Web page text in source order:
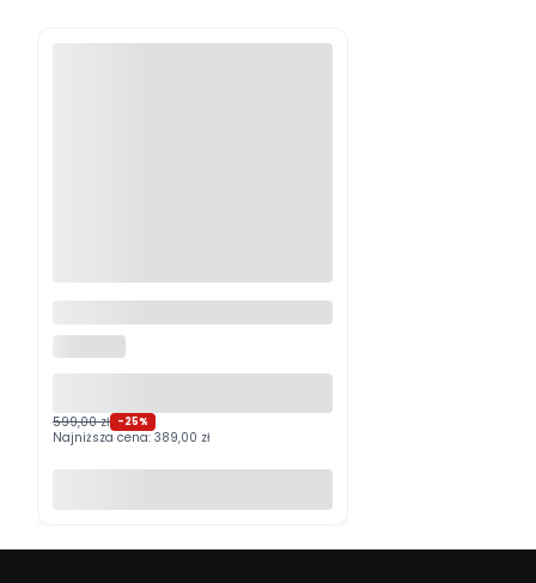
Grafitowy PROMOCJA
599,00 zł -25%
Najniższa cena: 389,00 zł